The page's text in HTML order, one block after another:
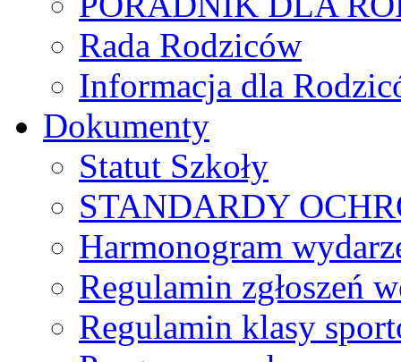
Rada Rodziców
Іnformacja dla
Dokumenty
Statut Szkoły
STANDARDY
Harmonogram
Regulamin zgłoszeń
Regulamin klasy